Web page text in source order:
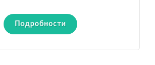
Подробности